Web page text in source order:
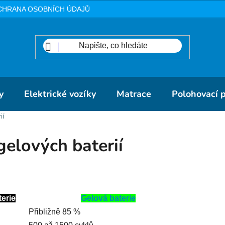
OSOBNÍCH ÚDAJŮ
Elektrické vozíky Matrace Polohovací
baterií
Gelová baterie
Přibližně 85 %